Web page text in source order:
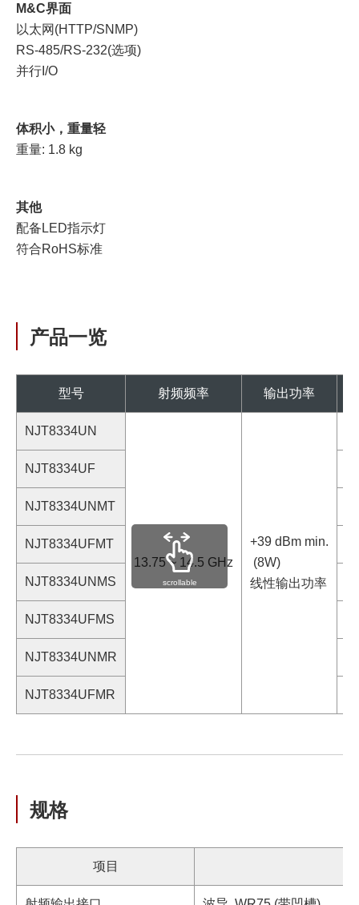
M&C界面
以太网(HTTP/SNMP)
RS-485/RS-232(选项)
并行I/O
体积小，重量轻
重量: 1.8 kg
其他
配备LED指示灯
符合RoHS标准
产品一览
型号 射频频率 输出功率
NJT8334UN
13.75 ~ 14.5 GHz
+39 dBm min.
(8W)
线性输出功率
NJT8334UF
NJT8334UNMT
NJT8334UFMT
NJT8334UNMS
NJT8334UFMS
NJT8334UNMR
NJT8334UFMR
scrollable
规格
项目